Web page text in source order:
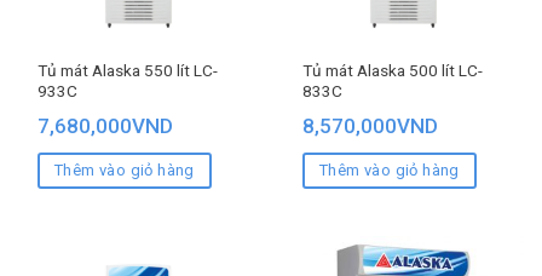
Tủ mát Alaska 550 lít LC-
933C
7,680,000VND
Thêm vào giỏ hàng
Tủ mát Alaska 500 lít LC-
833C
8,570,000VND
Thêm vào giỏ hàng